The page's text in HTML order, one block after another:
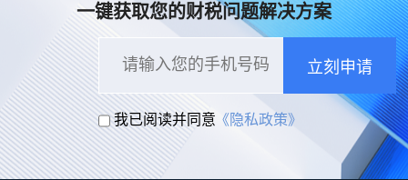
一键获取您的财税问题解决方案
立刻申请
我已阅读并同意 《隐私政策》